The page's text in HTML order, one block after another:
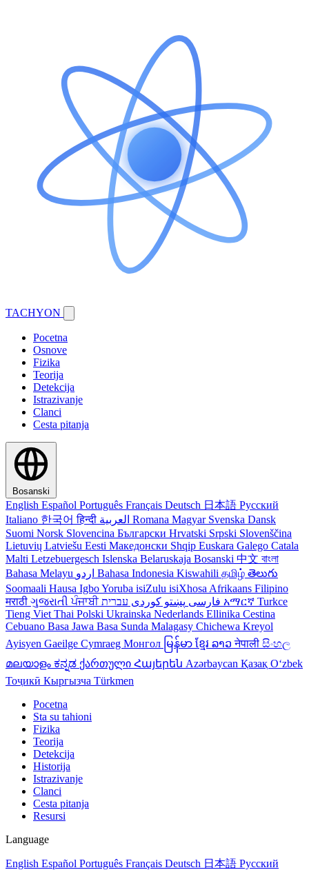
TACHYON
Pocetna
Osnove
Fizika
Teorija
Detekcija
Istrazivanje
Clanci
Cesta pitanja
Bosanski
English Español Português Français Deutsch 日本語 Русский
Italiano 한국어हिन्दी Romana Magyar Svenska Dansk
Suomi Norsk Slovencina Български Hrvatski Srpski Slovenščina
Lietuvių Latviešu Eesti Македонски Shqip Euskara Galego Catala
Malti Letzebuergesch Islenska Belaruskaja Bosanski 中文 বাংলা
Bahasa Melayu
Bahasa Indonesia Kiswahili தமிழ் తెలుగు
Soomaali Hausa IgboYoruba isiZulu isiXhosa Afrikaans Filipino
मराठी ગુજરાતીਪੰਜਾਬੀ فارسی پښتو کوردی አማርኛ Turkce
Tieng Viet Thai Polski Ukrainska Nederlands Ellinika Cestina
Cebuano Basa Jawa Basa Sunda Malagasy Chichewa Kreyol
Ayisyen Gaeilge Cymraeg Монгол မြန်မာ ខ្មែរ ລາວनेपाली සිංහල
മലയാളം ಕನ್ನಡ ქართული Հայերեն Azərbaycan Қазақ Oʻzbek
Тоҷикӣ Кыргызча Türkmen
Pocetna
Sta su tahioni
Fizika
Teorija
Detekcija
Historija
Istrazivanje
Clanci
Cesta pitanja
Resursi
Language
English Español Português Français Deutsch 日本語 Русский